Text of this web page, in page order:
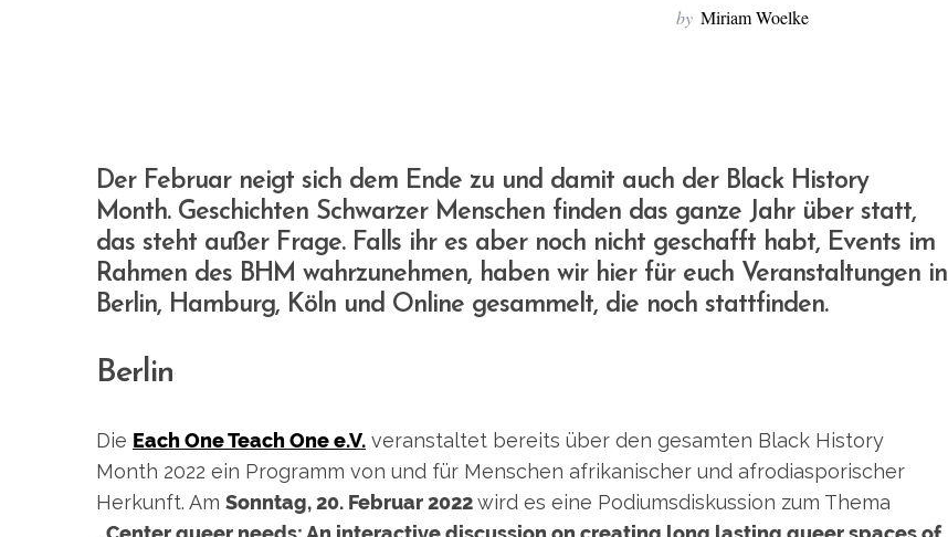
by Miriam Woelke
Der Februar neigt sich dem Ende zu und damit auch der Black History
Month. Geschichten Schwarzer Menschen finden das ganze Jahr über statt,
das steht außer Frage. Falls ihr es aber noch nicht geschafft habt, Events im
Rahmen des BHM wahrzunehmen, haben wir hier für euch Veranstaltungen in
Berlin, Hamburg, Köln und Online gesammelt, die noch stattfinden.
Berlin
Die Each One Teach One e.V. veranstaltet bereits über den gesamten Black History
Month 2022 ein Programm von und für Menschen afrikanischer und afrodiasporischer
Herkunft. Am Sonntag, 20. Februar 2022wird es eine Podiumsdiskussion zum Thema